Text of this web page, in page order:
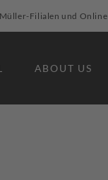
Filialen und Online
ABOUT US